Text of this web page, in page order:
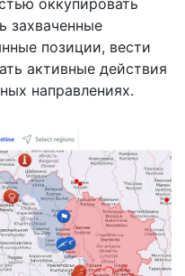
оккупировать
захваченные
позиции, вести
активные действия
направлениях.